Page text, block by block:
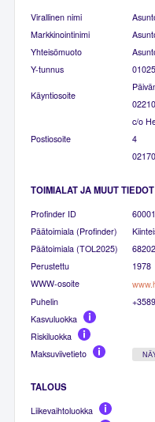
Virallinen nimi
Markkinointinimi
Yhteisömuoto
Y-tunnus
Käyntiosoite
Postiosoite
c/o
4
TOIMIALAT JA MUUT TIEDOT
Profinder ID
Päätoimiala (Profinder)
Päätoimiala (TOL2025)
Perustettu
1978
WWW-osoite
Puhelin
Kasvuluokka
Riskiluokka
Maksuviivetieto
TALOUS
Liikevaihtoluokka